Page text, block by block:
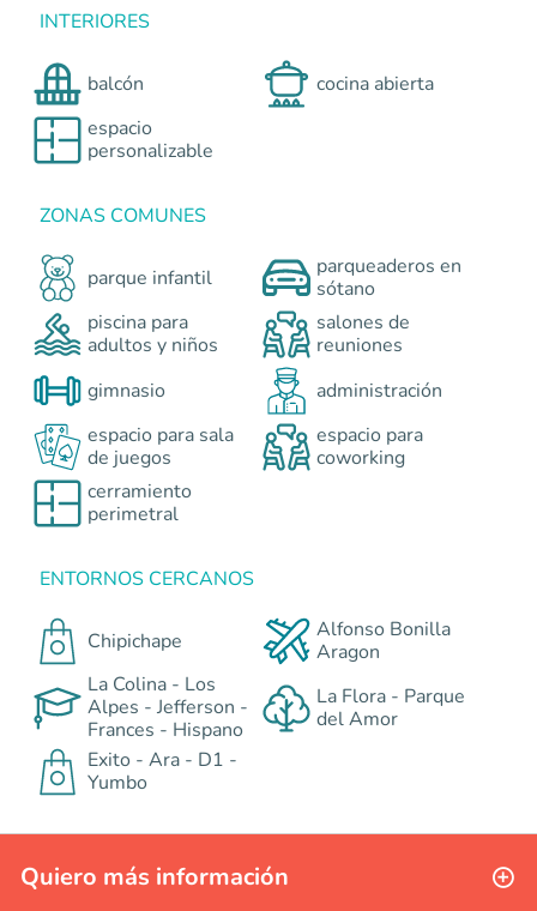
ColombiaCali
INTERIORES
balcón
cocina abierta
espacio
personalizable
ZONAS COMUNES
parque infantil
parqueaderos en
sótano
piscina para
adultos y niños
salones de
reuniones
gimnasio
administración
espacio para sala
de juegos
espacio para
coworking
cerramiento
perimetral
ENTORNOS CERCANOS
Chipichape
Alfonso Bonilla
Aragon
La Colina - Los
Alpes - Jefferson -
Frances - Hispano
La Flora - Parque
del Amor
Exito - Ara - D1 -
Yumbo
Quiero más información